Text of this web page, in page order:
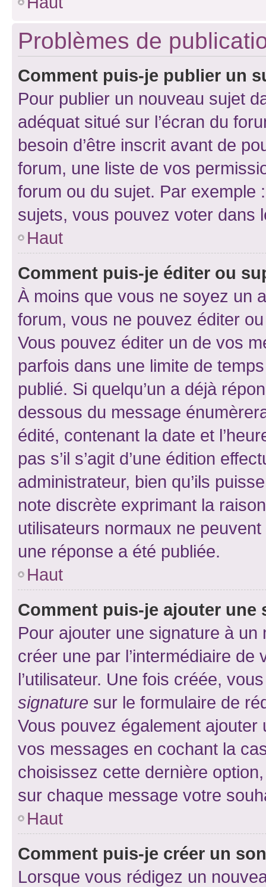
Problèmes de
Comment puis-je publier un
Pour publier un nouveau sujet
adéquat situé sur l’écran du
besoin d’être inscrit avant de
forum, une liste de vos
forum ou du sujet. Par exemple
sujets, vous pouvez voter dans
Haut
Comment puis-je éditer ou
À moins que vous ne soyez un
forum, vous ne pouvez éditer
Vous pouvez éditer un de vos
parfois dans une limite de
publié. Si quelqu’un a déjà
dessous du message
édité, contenant la date et
pas s’il s’agit d’une édition
administrateur, bien qu’ils
note discrète exprimant la
utilisateurs normaux ne
une réponse a été publiée.
Haut
Comment puis-je ajouter une
Pour ajouter une signature à un
créer une par l’intermédiaire
l’utilisateur. Une fois créée,
signature sur le formulaire de
Vous pouvez également
vos messages en cochant la
choisissez cette dernière
sur chaque message votre
Haut
Comment puis-je créer un
Lorsque vous rédigez un